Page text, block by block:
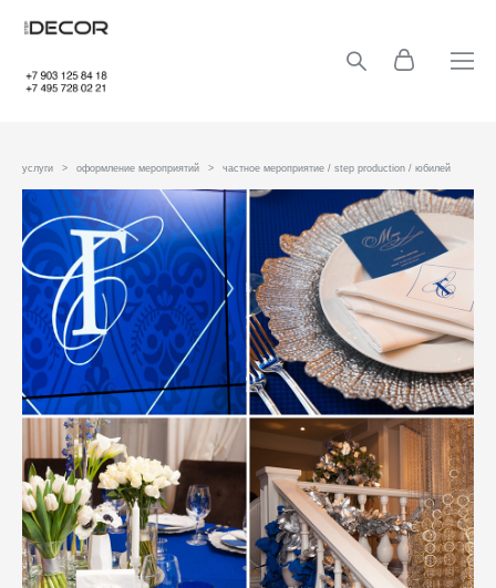
услуги > оформление мероприятий > частное мероприятие / step production / юбилей